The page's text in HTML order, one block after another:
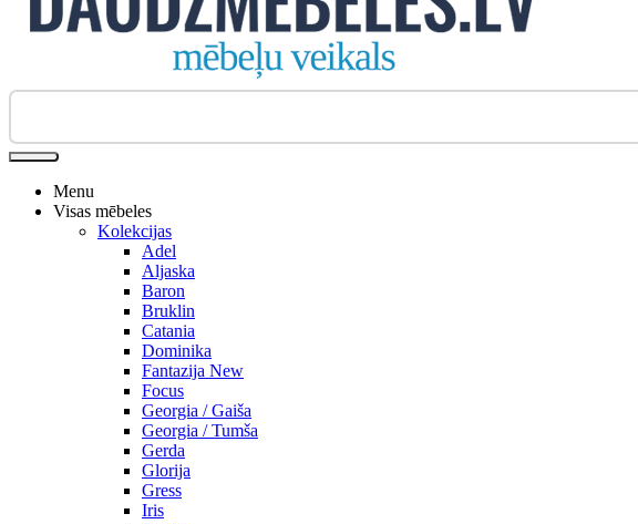
Biroja krēsli
Menu
Visas mēbeles
Kolekcijas
Adel
Aljaska
Baron
Bruklin
Catania
Dominika
Fantazija New
Focus
Georgia / Gaiša
Georgia / Tumša
Gerda
Glorija
Gress
Iris